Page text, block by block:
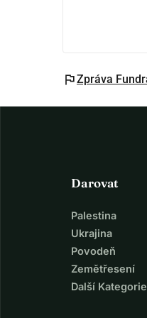
flagZpráva
Darovat
Palestina
Ukrajina
Povodeň
Zemětřesení
Další